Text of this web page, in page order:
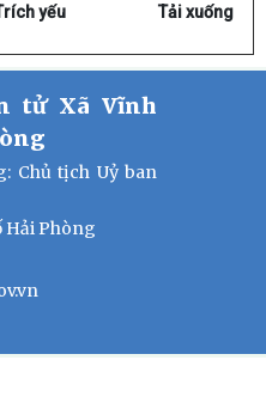
yếu
Tải xuống
tử Xã Vĩnh
Chủ tịch Uỷ ban
Hải Phòng